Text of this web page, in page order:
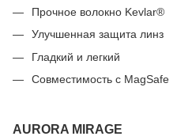
Прочное волокно Kevlar®
Улучшенная защита линз
Гладкий и легкий
Совместимость с MagSafe
AURORA MIRAGE